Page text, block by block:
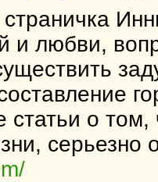
страничка
и любви,
статьи о
серьезно